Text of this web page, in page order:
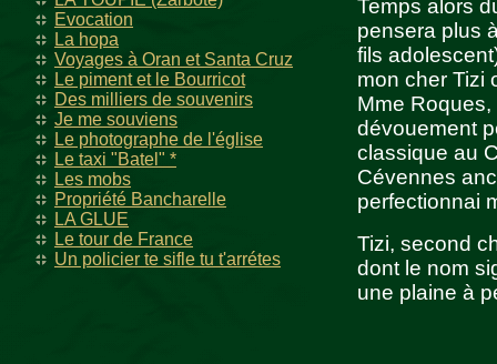
Evocation
La hopa
Voyages à Oran et Santa Cruz
Le piment et le Bourricot
Des milliers de souvenirs
Je me souviens
Le photographe de l'église
Le taxi "Batel" *
Les mobs
Propriété Bancharelle
LA GLUE
Le tour de France
Un policier te sifle tu t'arrétes
Temps alors
pensera plus
fils
mon cher Tizi
Mme
dévouement
classique au
Cévennes
perfectionnai
Tizi, second
dont le nom
une plaine à